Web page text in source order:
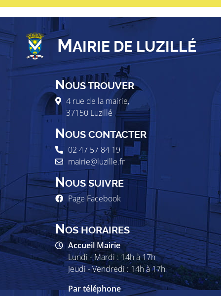
MAIRIE DE LUZILLÉ
NOUS TROUVER
4 rue de la mairie,
37150 Luzillé
NOUS CONTACTER
02 47 57 84 19
mairie@luzille.fr
NOUS SUIVRE
Page Facebook
NOS HORAIRES
Accueil Mairie
Lundi - Mardi : 14h à 17h
Jeudi - Vendredi : 14h à 17h
Par téléphone